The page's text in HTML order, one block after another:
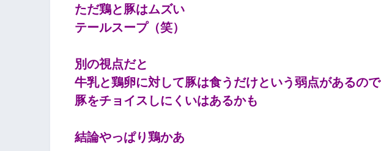
ただ鶏と豚はムズい
テールスープ（笑）
別の視点だと
牛乳と鶏卵に対して豚は食うだけという弱点があるので
豚をチョイスしにくいはあるかも
結論やっぱり鶏かあ